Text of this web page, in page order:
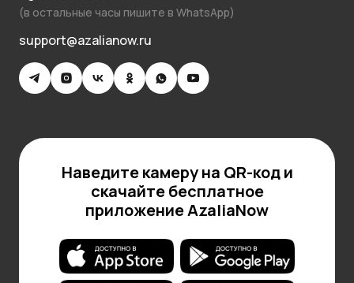
(в остальные часы пишите в WhatsApp)
support@azalianow.ru
Наведите камеру на QR-код и
скачайте бесплатное
приложение AzaliaNow